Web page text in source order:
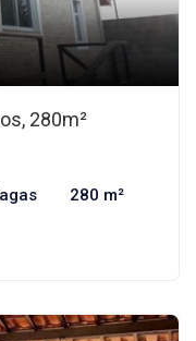
280m²
280 m²